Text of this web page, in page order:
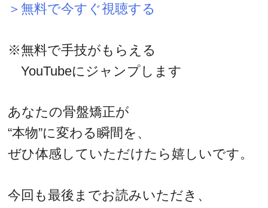
＞無料で今すぐ視聴する
※無料で手技がもらえる
YouTubeにジャンプします
あなたの骨盤矯正が
“本物”に変わる瞬間を、
ぜひ体感していただけたら嬉しいです。
今回も最後までお読みいただき、